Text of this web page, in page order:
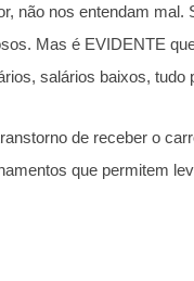
não nos entendam
Mas é EVIDENTE
salários baixos, tudo
de receber o
que permitem